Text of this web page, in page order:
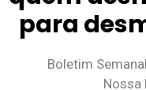
para
Boletim Semanal
Nossa